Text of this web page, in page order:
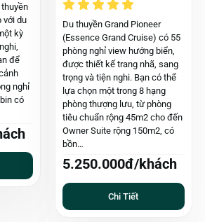
với du
kỳ
để
nghỉ
có
Du thuyền Grand Pioneer
(Essence Grand Cruise) có 55
phòng nghỉ view hướng biển,
được thiết kế trang nhã, sang
trọng và tiện nghi. Bạn có thể
lựa chọn một trong 8 hạng
phòng thượng lưu, từ phòng
tiêu chuẩn rộng 45m2 cho đến
Owner Suite rộng 150m2, có
bồn…
5.250.000đ/khách
Chi Tiết